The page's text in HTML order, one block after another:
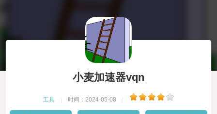
小麦加速器vqn
工具 时间：2024-05-08